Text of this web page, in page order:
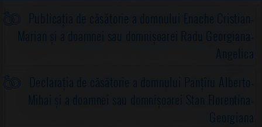
Publicația de căsătorie a domnului Enache Cristian-
Marian și a doamnei sau domnișoarei Radu Georgiana-
Angelica
Declarația de căsătorie a domnului Panțîru Alberto-
Mihai și a doamnei sau domnișoarei Stan Florentina-
Georgiana